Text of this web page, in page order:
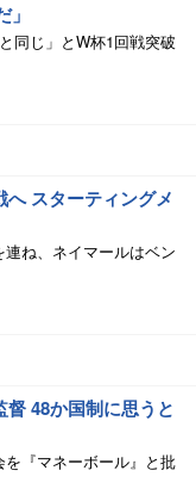
同じ」とW杯1回戦突破
スターティングメ
ね、ネイマールはベン
48か国制に思うと
を『マネーボール』と批